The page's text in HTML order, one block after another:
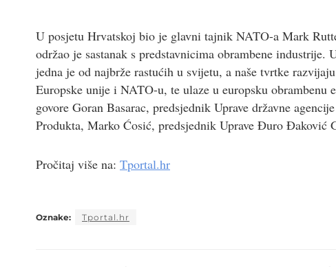
U posjetu Hrvatskoj bio je glavni tajnik NATO-a Mark
održao je sastanak s predstavnicima obrambene
jedna je od najbrže rastućih u svijetu, a naše tvrtke
Europske unije i NATO-u, te ulaze u europsku
govore Goran Basarac, predsjednik Uprave državne
Produkta, Marko Ćosić, predsjednik Uprave Đuro
Pročitaj više na: Tportal.hr
Oznake: Tportal.hr